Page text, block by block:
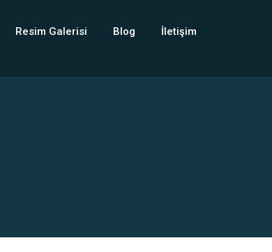
Resim Galerisi Blog İletişim